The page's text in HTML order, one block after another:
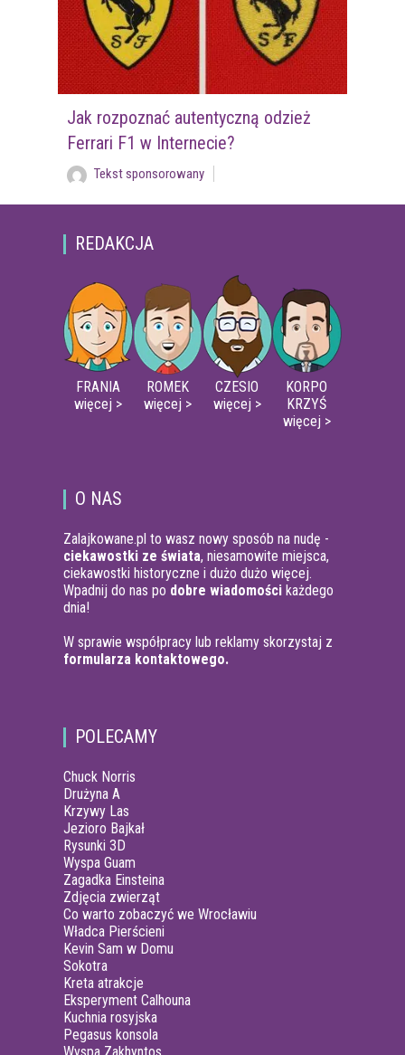
Jak rozpoznać autentyczną odzież
Ferrari F1 w Internecie?
Tekst sponsorowany
REDAKCJA
FRANIA
więcej >
ROMEK
więcej >
CZESIO
więcej >
KORPO
KRZYŚ
więcej >
O NAS
Zalajkowane.pl to wasz nowy sposób na nudę -
ciekawostki ze świata, niesamowite miejsca,
ciekawostki historyczne i dużo dużo więcej.
Wpadnij do nas po dobre wiadomości każdego
dnia!
W sprawie współpracy lub reklamy skorzystaj z
formularza kontaktowego.
POLECAMY
Chuck Norris
Drużyna A
Krzywy Las
Jezioro Bajkał
Rysunki 3D
Wyspa Guam
Zagadka Einsteina
Zdjęcia zwierząt
Co warto zobaczyć we Wrocławiu
Władca Pierścieni
Kevin Sam w Domu
Sokotra
Kreta atrakcje
Eksperyment Calhouna
Kuchnia rosyjska
Pegasus konsola
Wyspa Zakhyntos